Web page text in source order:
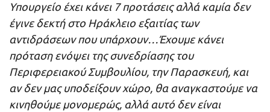
Υπουργείο έχει κάνει 7 προτάσεις αλλά καμία δεν
έγινε δεκτή στο Ηράκλειο εξαιτίας των
αντιδράσεων που υπάρχουν…Έχουμε κάνει
πρόταση ενόψει της συνεδρίασης του
Περιφερειακού Συμβουλίου, την Παρασκευή, και
αν δεν μας υποδείξουν χώρο, θα αναγκαστούμε να
κινηθούμε μονομερώς, αλλά αυτό δεν είναι